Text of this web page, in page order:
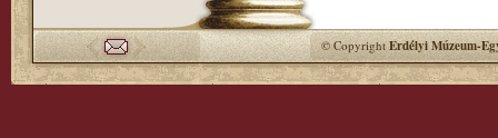
© CopyrightErdélyi Múzeum-